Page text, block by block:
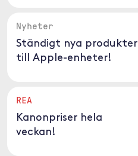
Nyheter
Ständigt nya produkter
till Apple-enheter!
REA
Kanonpriser hela
veckan!